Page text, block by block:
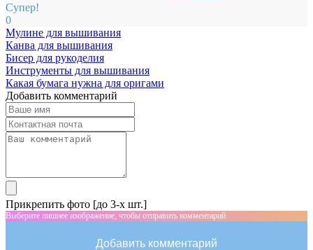
Супер!
0
Мулине для вышивания
Канва для вышивания
Бисер для рукоделия
Инструменты для вышивания
Какая бумага нужна для оригами
Добавить комментарий
Прикрепить фото [до 3-х шт.]
Выберите лишнее изображение, чтобы отправить комментарий
Добавить комментарий